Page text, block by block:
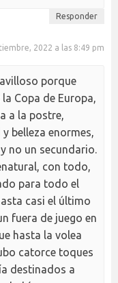
Responder
2022 a las 8:49 pm
porque
Copa de Europa,
a la postre,
belleza enormes,
no un secundario.
con todo,
para todo el
casi el último
fuera de juego en
hasta la volea
catorce toques
destinados a